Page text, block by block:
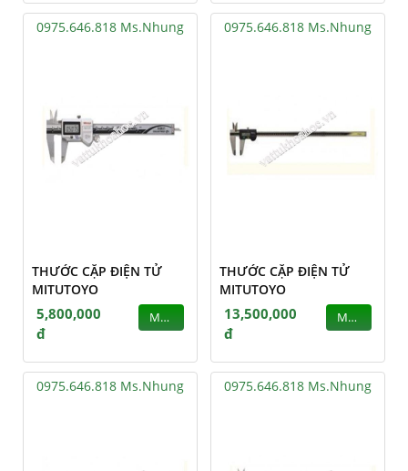
0975.646.818 Ms.Nhung
THƯỚC CẶP ĐIỆN TỬ
MITUTOYO
5,800,000
đ
MUA
0975.646.818 Ms.Nhung
THƯỚC CẶP ĐIỆN TỬ
MITUTOYO
13,500,000
đ
MUA
0975.646.818 Ms.Nhung 0975.646.818 Ms.Nhung